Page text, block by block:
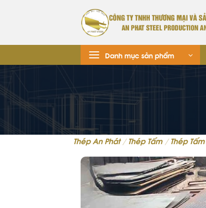
Danh mục sản phẩm
Thép An Phát / Thép Tấm / Thép